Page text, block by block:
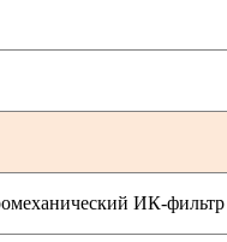
ИК-фильтр